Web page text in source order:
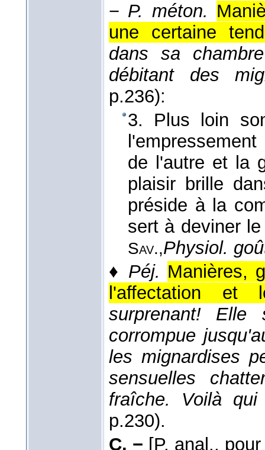
− P. méton.
une certaine
dans sa
débitant des
p.236):
3. Plus loin
de l'autre et la
plaisir brille
préside à la
sert à deviner
Sav.,Physiol.
♦ Péj. Manières,
l'affectation et
surprenant!
corrompue
les mignardises
sensuelles
fraîche. Voilà
p.230).
C. − [P. anal.,